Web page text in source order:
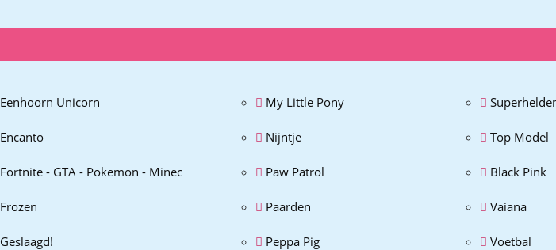
Eenhoorn Unicorn
Encanto
Fortnite - GTA - Pokemon - Minec
Frozen
Geslaagd!
My Little Pony
Nijntje
Paw Patrol
Paarden
Peppa Pig
Top Model
Black Pink
Vaiana
Voetbal